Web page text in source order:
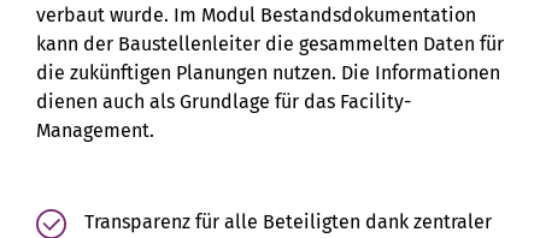
verbaut wurde. Im Modul Bestandsdokumentation
kann der Baustellenleiter die gesammelten Daten für
die zukünftigen Planungen nutzen. Die Informationen
dienen auch als Grundlage für das Facility-
Management.
Transparenz für alle Beteiligten dank zentraler